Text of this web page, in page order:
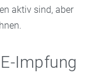
aktiv sind, aber
Impfung